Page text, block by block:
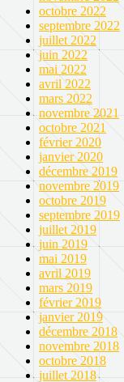
octobre 2022
septembre 2022
juillet 2022
juin 2022
mai 2022
avril 2022
mars 2022
novembre 2021
octobre 2021
février 2020
janvier 2020
décembre 2019
novembre 2019
octobre 2019
septembre 2019
juillet 2019
juin 2019
mai 2019
avril 2019
mars 2019
février 2019
janvier 2019
décembre 2018
novembre 2018
octobre 2018
juillet 2018